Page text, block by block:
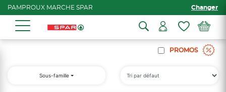
PAMPROUX MARCHE SPAR Changer
PROMOS
Sous-famille